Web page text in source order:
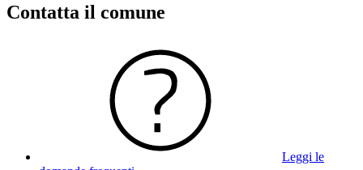
Contatta il comune
Leggi le